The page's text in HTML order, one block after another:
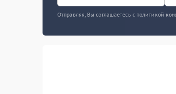
Отправляя, Вы соглашаетесь с политикой